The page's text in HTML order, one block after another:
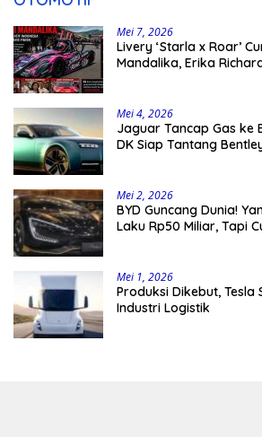
Mei 7, 2026
Livery ‘Starla x Roar’
Mandalika, Erika
Mei 4, 2026
Jaguar Tancap Gas ke
DK Siap Tantang
Mei 2, 2026
BYD Guncang Dunia!
Laku Rp50 Miliar, Tapi
Mei 1, 2026
Produksi Dikebut, Tesla
Industri Logistik